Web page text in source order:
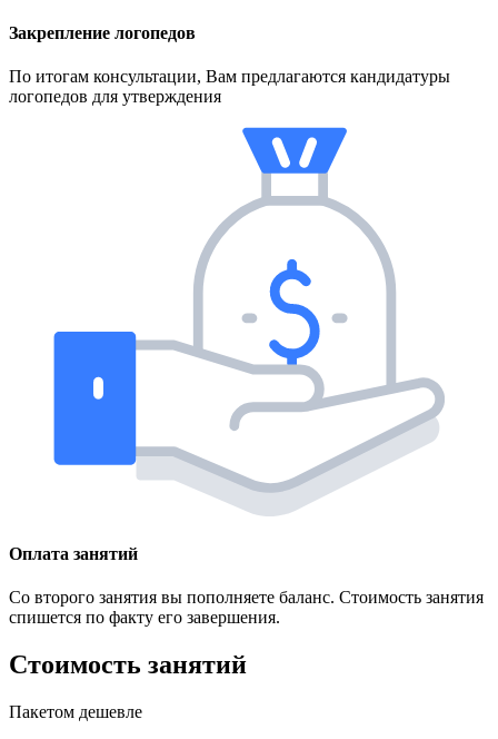
Закрепление логопедов
По итогам консультации, Вам предлагаются кандидатуры
логопедов для утверждения
Оплата занятий
Со второго занятия вы пополняете баланс. Стоимость занятия
спишется по факту его завершения.
Стоимость занятий
Пакетом дешевле